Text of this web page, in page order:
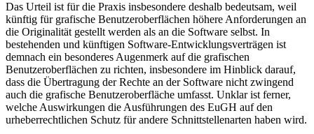
Das Urteil ist für die Praxis insbesondere deshalb bedeutsam, weil
künftig für grafische Benutzeroberflächen höhere Anforderungen an
die Originalität gestellt werden als an die Software selbst. In
bestehenden und künftigen Software-Entwicklungsverträgen ist
demnach ein besonderes Augenmerk auf die grafischen
Benutzeroberflächen zu richten, insbesondere im Hinblick darauf,
dass die Übertragung der Rechte an der Software nicht zwingend
auch die grafische Benutzeroberfläche umfasst. Unklar ist ferner,
welche Auswirkungen die Ausführungen des EuGH auf den
urheberrechtlichen Schutz für andere Schnittstellenarten haben wird.